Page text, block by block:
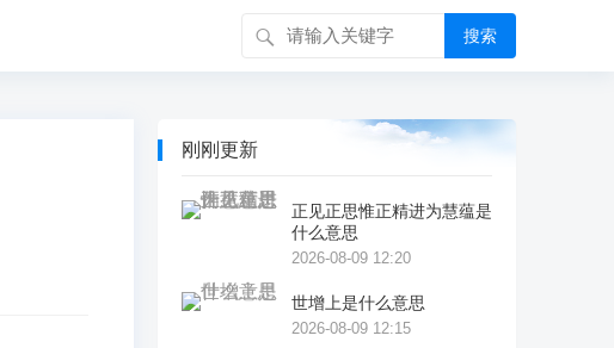
搜索
刚刚更新
正见正思惟正精进为慧蕴是
什么意思
2026-08-09 12:20
世增上是什么意思
2026-08-09 12:15